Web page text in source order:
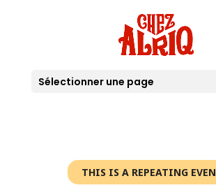
Sélectionner une page
THIS IS A REPEATING